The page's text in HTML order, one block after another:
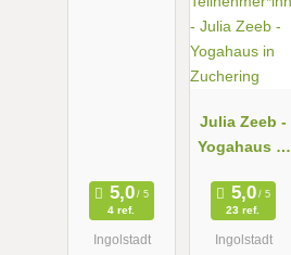
4 ref.
Ingolstadt
Julia Zeeb -
Yogahaus in
23 ref.
Ingolstadt